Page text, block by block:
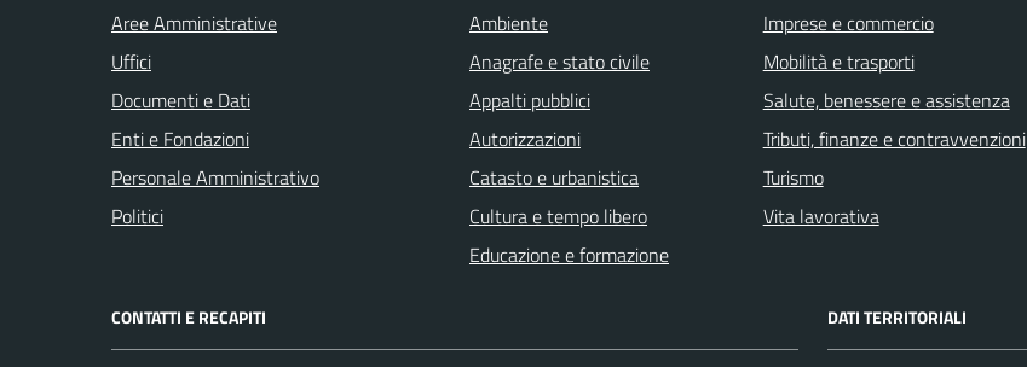
Aree Amministrative
Uffici
Documenti e Dati
Enti e Fondazioni
Personale Amministrativo
Politici
Ambiente
Anagrafe e stato civile
Appalti pubblici
Autorizzazioni
Catasto e urbanistica
Cultura e tempo libero
Educazione e formazione
Imprese e commercio
Mobilità e trasporti
Salute, benessere e assistenza
Tributi, finanze e contravvenzioni
Turismo
Vita lavorativa
CONTATTI E RECAPITI DATI TERRITORIALI